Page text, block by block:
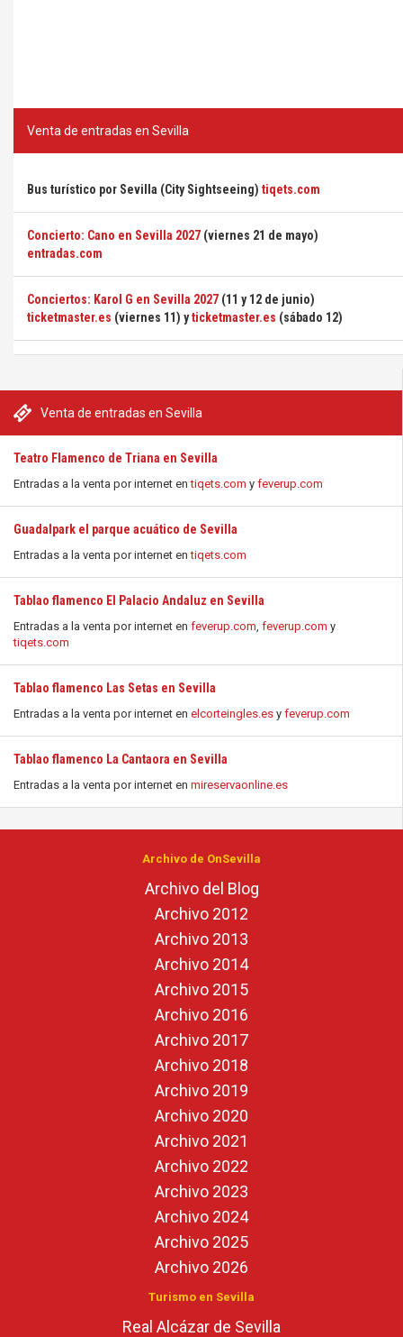
Venta de entradas en Sevilla
Teatro Flamenco de Triana en Sevilla
Entradas a la venta por internet entiqets.com y feverup.com
Guadalpark el parque acuático de Sevilla
Entradas a la venta por internet entiqets.com
Tablao flamenco El Palacio Andaluz en Sevilla
Entradas a la venta por internet en feverup.com, feverup.com y
tiqets.com
Tablao flamenco Las Setas en Sevilla
Entradas a la venta por internet en elcorteingles.es y feverup.com
Tablao flamenco La Cantaora en Sevilla
Entradas a la venta por internet en mireservaonline.es
Venta de entradas en Sevilla
Bus turístico por Sevilla (City Sightseeing) tiqets.com
Concierto: Cano en Sevilla 2027 (viernes 21 de mayo)
entradas.com
Conciertos: Karol G en Sevilla 2027 (11 y 12 de junio)
ticketmaster.es (viernes 11) yticketmaster.es (sábado 12)
Archivo de OnSevilla
Archivo del Blog
Archivo 2012
Archivo 2013
Archivo 2014
Archivo 2015
Archivo 2016
Archivo 2017
Archivo 2018
Archivo 2019
Archivo 2020
Archivo 2021
Archivo 2022
Archivo 2023
Archivo 2024
Archivo 2025
Archivo 2026
Turismo en Sevilla
Real Alcázar de Sevilla